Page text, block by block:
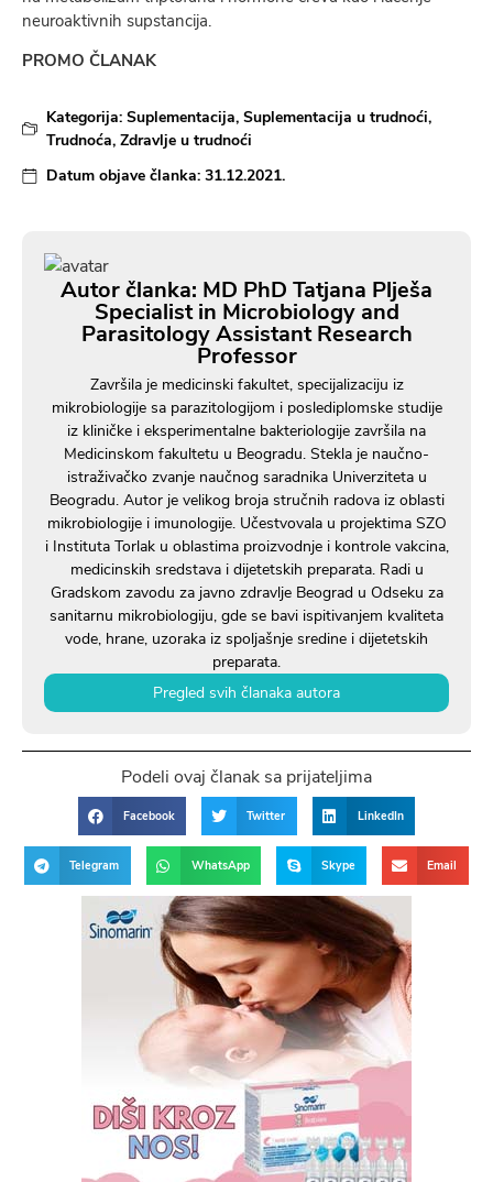
neuroaktivnih supstancija.
PROMO ČLANAK
Kategorija: Suplementacija, Suplementacija u trudnoći,
Trudnoća, Zdravlje u trudnoći
Datum objave članka: 31.12.2021.
Autor članka: MD PhD Tatjana Plješa
Specialist in Microbiology and
Parasitology Assistant Research
Professor
Završila je medicinski fakultet, specijalizaciju iz
mikrobiologije sa parazitologijom i poslediplomske studije
iz kliničke i eksperimentalne bakteriologije završila na
Medicinskom fakultetu u Beogradu. Stekla je naučno-
istraživačko zvanje naučnog saradnika Univerziteta u
Beogradu. Autor je velikog broja stručnih radova iz oblasti
mikrobiologije i imunologije. Učestvovala u projektima SZO
i Instituta Torlak u oblastima proizvodnje i kontrole vakcina,
medicinskih sredstava i dijetetskih preparata. Radi u
Gradskom zavodu za javno zdravlje Beograd u Odseku za
sanitarnu mikrobiologiju, gde se bavi ispitivanjem kvaliteta
vode, hrane, uzoraka iz spoljašnje sredine i dijetetskih
preparata.
Pregled svih članaka autora
Podeli ovaj članak sa prijateljima
Facebook Twitter LinkedIn
Telegram WhatsApp Skype Email